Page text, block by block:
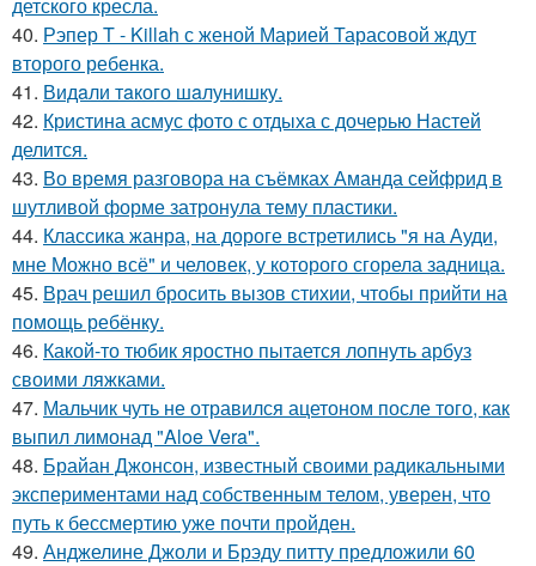
40. Рэпер T - Killah с женой Марией Тарасовой ждут
второго ребенка.
41. Видaли тaкого шaлунишку.
42. Кристина асмус фото с отдыха с дочерью Настей
делится.
43. Во время разговора на съёмках Аманда сейфрид в
шутливой форме затронула тему пластики.
44. Классика жанра, на дороге встретились "я на Ауди,
мне Можно всё" и человек, у которого сгорела задница.
45. Врач решил бросить вызов стихии, чтобы прийти на
помощь ребёнку.
46. Какой-то тюбик яростно пытается лопнуть арбуз
своими ляжками.
47. Мальчик чуть не отравился ацетоном после того, как
выпил лимонад "Aloe Vera".
48. Брайан Джонсон, известный своими радикальными
экспериментами над собственным телом, уверен, что
путь к бессмертию уже почти пройден.
49. Анджелине Джоли и Брэду питту предложили 60